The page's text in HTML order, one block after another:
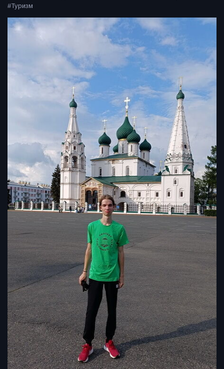
#Туризм